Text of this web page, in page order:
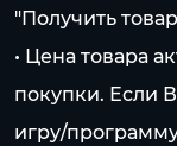
"Получить
• Цена товара
покупки. Если
игру/